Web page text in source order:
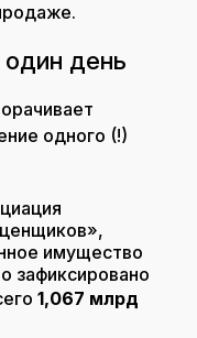
день
одного (!)
имущество
зафиксировано
1,067 млрд